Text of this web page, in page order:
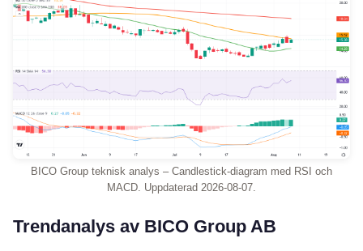
BICO Group teknisk analys – Candlestick-diagram med RSI och
MACD. Uppdaterad 2026-08-07.
Trendanalys av BICO Group AB